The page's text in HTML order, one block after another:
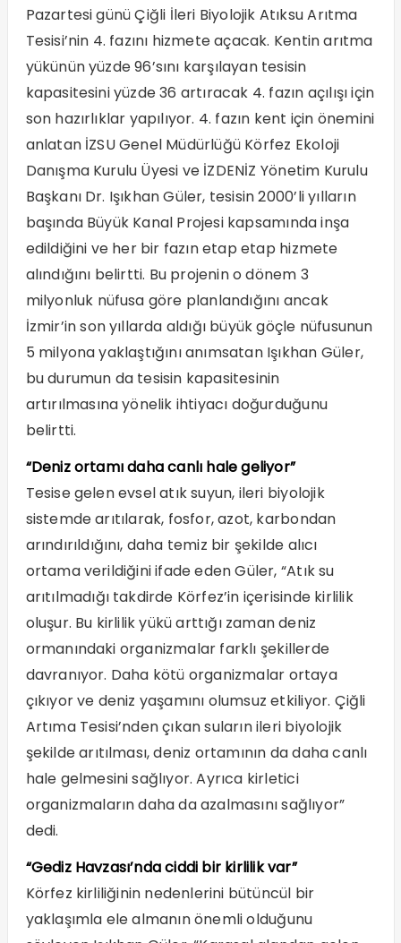
Pazartesi günü Çiğli İleri Biyolojik Atıksu Arıtma
Tesisi’nin 4. fazını hizmete açacak. Kentin arıtma
yükünün yüzde 96’sını karşılayan tesisin
kapasitesini yüzde 36 artıracak 4. fazın açılışı için
son hazırlıklar yapılıyor. 4. fazın kent için önemini
anlatan İZSU Genel Müdürlüğü Körfez Ekoloji
Danışma Kurulu Üyesi ve İZDENİZ Yönetim Kurulu
Başkanı Dr. Işıkhan Güler, tesisin 2000’li yılların
başında Büyük Kanal Projesi kapsamında inşa
edildiğini ve her bir fazın etap etap hizmete
alındığını belirtti. Bu projenin o dönem 3
milyonluk nüfusa göre planlandığını ancak
İzmir’in son yıllarda aldığı büyük göçle nüfusunun
5 milyona yaklaştığını anımsatan Işıkhan Güler,
bu durumun da tesisin kapasitesinin
artırılmasına yönelik ihtiyacı doğurduğunu
belirtti.
“Deniz ortamı daha canlı hale geliyor”
Tesise gelen evsel atık suyun, ileri biyolojik
sistemde arıtılarak, fosfor, azot, karbondan
arındırıldığını, daha temiz bir şekilde alıcı
ortama verildiğini ifade eden Güler, “Atık su
arıtılmadığı takdirde Körfez’in içerisinde kirlilik
oluşur. Bu kirlilik yükü arttığı zaman deniz
ormanındaki organizmalar farklı şekillerde
davranıyor. Daha kötü organizmalar ortaya
çıkıyor ve deniz yaşamını olumsuz etkiliyor. Çiğli
Artıma Tesisi’nden çıkan suların ileri biyolojik
şekilde arıtılması, deniz ortamının da daha canlı
hale gelmesini sağlıyor. Ayrıca kirletici
organizmaların daha da azalmasını sağlıyor”
dedi.
“Gediz Havzası’nda ciddi bir kirlilik var”
Körfez kirliliğinin nedenlerini bütüncül bir
yaklaşımla ele almanın önemli olduğunu